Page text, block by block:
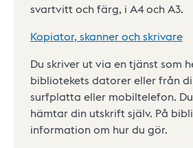
svartvitt och färg, i A4 och A3.
Kopiator, skanner och skrivare
Du skriver ut via en tjänst som
bibliotekets datorer eller från
surfplatta eller mobiltelefon.
hämtar din utskrift själv. På
information om hur du gör.